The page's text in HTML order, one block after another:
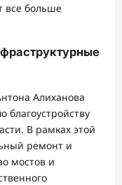
все больше
Алиханова
благоустройству
В рамках этой
ремонт и
мостов и